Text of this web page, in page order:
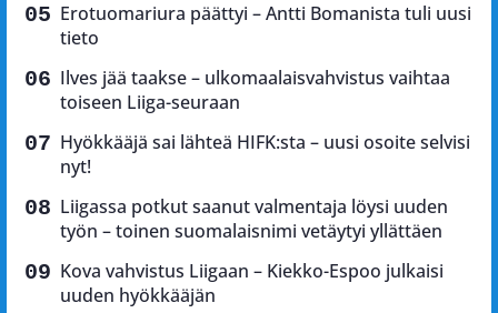
Erotuomariura päättyi – Antti Bomanista tuli uusi
tieto
Ilves jää taakse – ulkomaalaisvahvistus vaihtaa
toiseen Liiga-seuraan
Hyökkääjä sai lähteä HIFK:sta – uusi osoite selvisi
nyt!
Liigassa potkut saanut valmentaja löysi uuden
työn – toinen suomalaisnimi vetäytyi yllättäen
Kova vahvistus Liigaan – Kiekko-Espoo julkaisi
uuden hyökkääjän